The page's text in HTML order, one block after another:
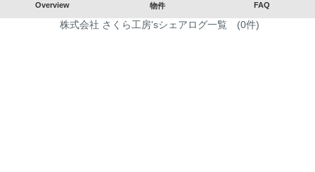
Overview 物件 FAQ
株式会社 さくら工房'sシェアログ一覧 (0件)